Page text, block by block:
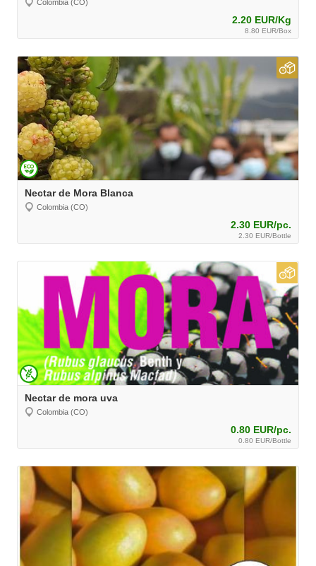
Colombia (CO)
2.20 EUR/Kg
8.80 EUR/Box
Nectar de Mora Blanca
Colombia (CO)
2.30 EUR/pc.
2.30 EUR/Bottle
Nectar de mora uva
Colombia (CO)
0.80 EUR/pc.
0.80 EUR/Bottle